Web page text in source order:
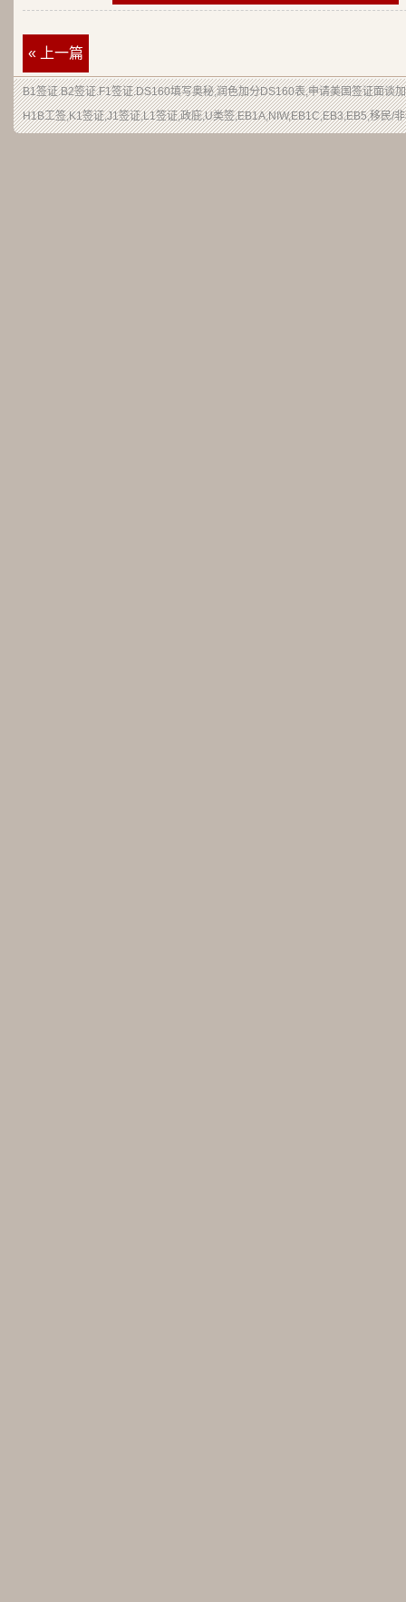
« 上一篇
B1签证.B2签证.F1签证.DS160填写奥秘,润色加分DS160表,申请美国签证面谈
H1B工签,K1签证,J1签证,L1签证,政庇,U类签,EB1A,NIW,EB1C,EB3,EB5,移民/